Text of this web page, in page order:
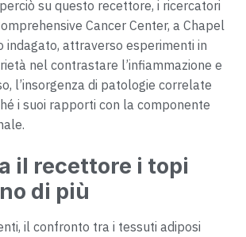
su questo recettore, i ricercatori
Cancer Center, a Chapel
indagato, attraverso esperimenti in
nel contrastare l’infiammazione e
l’insorgenza di patologie correlate
i suoi rapporti con la componente
il recettore i topi
di più
il confronto tra i tessuti adiposi